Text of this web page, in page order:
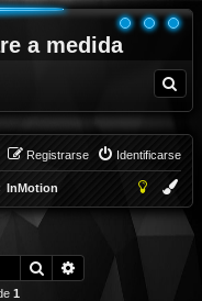
a medida
u
Identificarse
Registrarse
InMotion
Buscar
1